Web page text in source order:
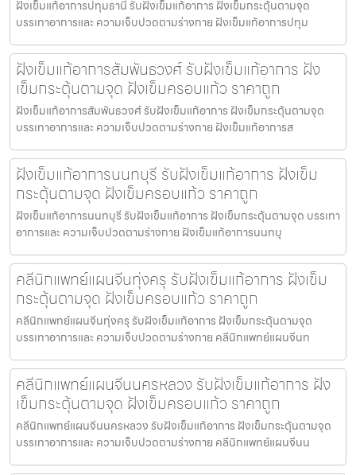
ฝังเข็มแก้อาการปทุมธานี รับฝังเข็มแก้อาการ ฝังเข็มกระตุ้นตามจุด
บรรเทาอาการและ ความเจ็บปวดตามร่างกาย ฝังเข็มแก้อาการปทุม
ฝังเข็มแก้อาการสัมพันธวงศ์ รับฝังเข็มแก้อาการ ฝัง
เข็มกระตุ้นตามจุด ฝังเข็มครอบแก้ว ราคาถูก
ฝังเข็มแก้อาการสัมพันธวงศ์ รับฝังเข็มแก้อาการ ฝังเข็มกระตุ้นตามจุด
บรรเทาอาการและ ความเจ็บปวดตามร่างกาย ฝังเข็มแก้อาการส
ฝังเข็มแก้อาการนนทบุรี รับฝังเข็มแก้อาการ ฝังเข็ม
กระตุ้นตามจุด ฝังเข็มครอบแก้ว ราคาถูก
ฝังเข็มแก้อาการนนทบุรี รับฝังเข็มแก้อาการ ฝังเข็มกระตุ้นตามจุด บรรเทา
อาการและ ความเจ็บปวดตามร่างกาย ฝังเข็มแก้อาการนนทบุ
คลีนิกแพทย์แผนจีนทุ่งครุ รับฝังเข็มแก้อาการ ฝังเข็ม
กระตุ้นตามจุด ฝังเข็มครอบแก้ว ราคาถูก
คลีนิกแพทย์แผนจีนทุ่งครุ รับฝังเข็มแก้อาการ ฝังเข็มกระตุ้นตามจุด
บรรเทาอาการและ ความเจ็บปวดตามร่างกาย คลีนิกแพทย์แผนจีนท
คลีนิกแพทย์แผนจีนนครหลวง รับฝังเข็มแก้อาการ ฝัง
เข็มกระตุ้นตามจุด ฝังเข็มครอบแก้ว ราคาถูก
คลีนิกแพทย์แผนจีนนครหลวง รับฝังเข็มแก้อาการ ฝังเข็มกระตุ้นตามจุด
บรรเทาอาการและ ความเจ็บปวดตามร่างกาย คลีนิกแพทย์แผนจีนน